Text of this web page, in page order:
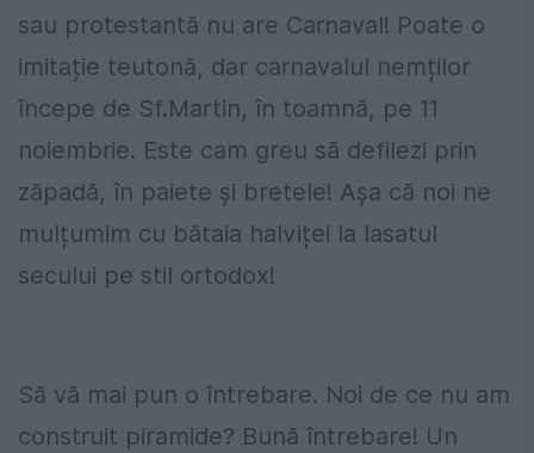
sau protestantă nu are Carnaval! Poate o
imitație teutonă, dar carnavalul nemților
începe de Sf.Martin, în toamnă, pe 11
noiembrie. Este cam greu să defilezi prin
zăpadă, în paiete și bretele! Așa că noi ne
mulțumim cu bătaia halviței la lasatul
secului pe stil ortodox!
Să vă mai pun o întrebare. Noi de ce nu am
construit piramide? Bună întrebare! Un